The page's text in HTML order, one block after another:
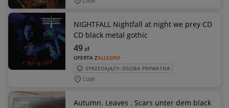
NIGHTFALL Nightfall at night we prey CD
CD black metal gothic
OFERTA ZALLEGRO
49zł
SPRZEDAJĄCY: OSOBA PRYWATNA
Lask
Autumn. Leaves . Scars unter dem black